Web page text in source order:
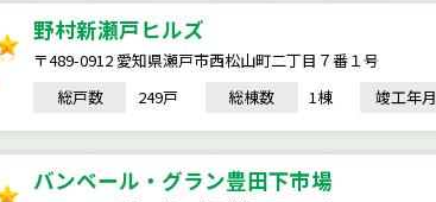
野村新瀬戸ヒルズ
〒489-0912 愛知県瀬戸市西松山町二丁目７番１号
総戸数
249戸 総棟数 1棟 竣工年月
バンベール・グラン豊田下市場